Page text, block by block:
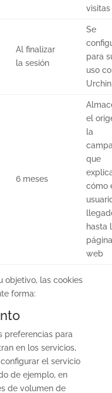
visitas
Al finalizar
la sesión
Se
para
uso
Urchin
6 meses
el
la
que
cómo
hasta
página
web
objetivo, las cookies
forma:
preferencias para
en los servicios,
el servicio
de ejemplo, en
de volumen de